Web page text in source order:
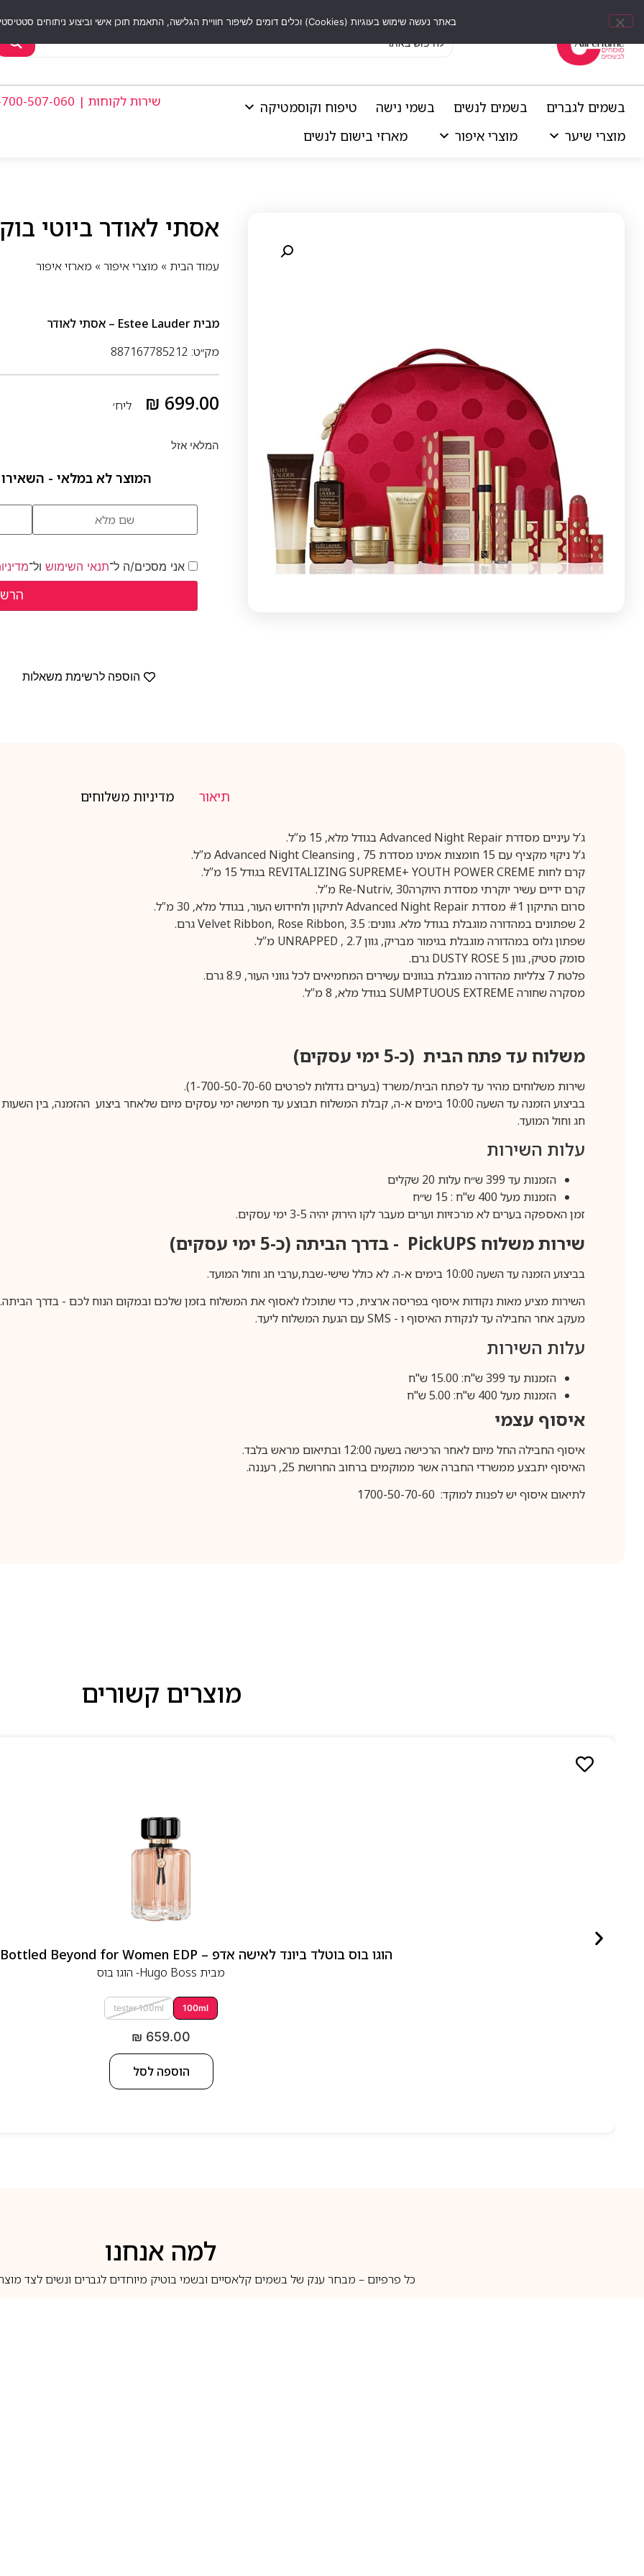
בשמים לגברים בשמים לנשים בשמי נישה
טיפוח וקוסמטיקה
מוצרי שיער
מוצרי איפור מארזי בישום לנשים
שירות לקוחות | 1-700-507-060
אסתי לאודר ביוטי בוקס
עמוד הבית » מוצרי איפור » מארזי איפור
מביתEstee Lauder – אסתי לאודר
מק״ט: 887167785212
₪ 699.00 ליח׳
המלאי אזל
המוצר לא במלאי - השאירו
אני מסכים/ה ל־תנאי השימוש ול־
הוספה לרשימת משאלות
תיאור מדיניות משלוחים
ג’ל עיניים מסדרת Advanced Night Repair בגודל מלא, 15 מ”ל.
ג’ל ניקוי מקציף עם 15 חומצות אמינו מסדרת Advanced Night Cleansing , 75 מ”ל.
קרם לחות REVITALIZING SUPREME+ YOUTH POWER CREME בגודל 15 מ”ל.
קרם ידיים עשיר יוקרתי מסדרת היוקרהRe-Nutriv, 30 מ”ל.
סרום התיקון #1 מסדרת Advanced Night Repair לתיקון ולחידוש העור, בגודל מלא, 30 מ”ל.
2 שפתונים במהדורה מוגבלת בגודל מלא. גוונים: Velvet Ribbon, Rose Ribbon, 3.5 גרם.
שפתון גלוס במהדורה מוגבלת בגימור מבריק, גוון UNRAPPED , 2.7 מ”ל.
סומק סטיק, גוון DUSTY ROSE 5 גרם.
פלטת 7 צלליות מהדורה מוגבלת בגוונים עשירים המחמיאים לכל גווני העור, 8.9 גרם.
מסקרה שחורה SUMPTUOUS EXTREME בגודל מלא, 8 מ”ל.
משלוח עד פתח הבית (כ-5 ימי עסקים)
שירות משלוחים מהיר עד לפתח הבית/משרד (בערים גדולות לפרטים 1-700-50-70-60).
חג וחול המועד.
עלות השירות
הזמנות עד 399 ש״ח עלות 20 שקלים
הזמנות מעל 400 ש"ח : 15 ש״ח
זמן האספקה בערים לא מרכזיות וערים מעבר לקו הירוק יהיה 3-5 ימי עסקים.
שירות משלוח PickUPS - בדרך הביתה (כ-5 ימי עסקים)
בביצוע הזמנה עד השעה 10:00 בימים א-ה. לא כולל שישי-שבת,ערבי חג וחול המועד.
השירות מציע מאות נקודות איסוף בפריסה ארצית, כדי שתוכלו לאסוף את המשלוח בזמן שלכם ובמקום הנוח לכם - בדרך הביתה.
מעקב אחר החבילה עד לנקודת האיסוף ו - SMSעם הגעת המשלוח ליעד.
עלות השירות
הזמנות עד 399 ש"ח: 15.00 ש"ח
הזמנות מעל 400 ש"ח: 5.00 ש"ח
איסוף עצמי
איסוף החבילה החל מיום לאחר הרכישה בשעה 12:00 ובתיאום מראש בלבד.
האיסוף יתבצע ממשרדי החברה אשר ממוקמים ברחוב החרושת 25, רעננה.
לתיאום איסוף יש לפנות למוקד: 1700-50-70-60
מוצרים קשורים
הוגו בוס בוטלד ביונד לאישה אדפ – Hugo Boss Bottled Beyond for Women EDP
מבית Hugo Boss- הוגו בוס
100ml
tester 100ml
₪ 659.00
הוספה לסל
למה אנחנו
כל פרפיום – מבחר ענק של בשמים קלאסיים ובשמי בוטיק מיוחדים לגברים ונשים לצד
באתר נעשה שימוש בעוגיות (Cookies) וכלים דומים לשיפור חוויית הגלישה, התאמת תוכן אישי וביצוע ניתוחים סטטיסטיים.